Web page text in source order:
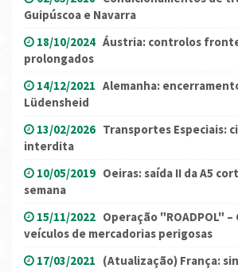
Guipúscoa e Navarra
18/10/2024 Áustria: controlos
prolongados
14/12/2021 Alemanha:
Lüdensheid
13/02/2026 Transportes Especiais:
interdita
10/05/2019 Oeiras: saída II da A5
semana
15/11/2022 Operação "ROADPOL" –
veículos de mercadorias perigosas
17/03/2021 (Atualização) França: